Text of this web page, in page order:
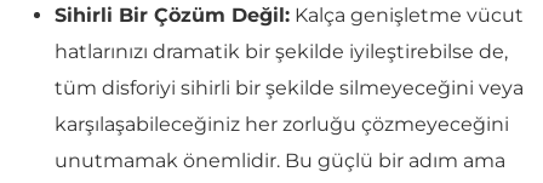
Sihirli Bir Çözüm Değil: Kalça genişletme vücut
hatlarınızı dramatik bir şekilde iyileştirebilse de,
tüm disforiyi sihirli bir şekilde silmeyeceğini veya
karşılaşabileceğiniz her zorluğu çözmeyeceğini
unutmamak önemlidir. Bu güçlü bir adım ama